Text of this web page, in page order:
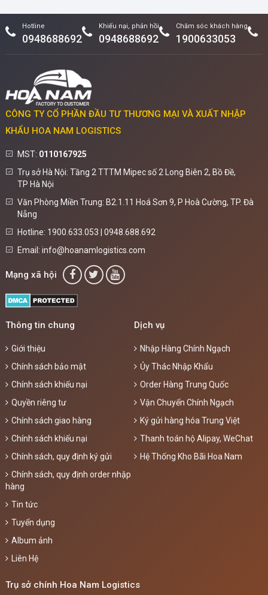
Hotline
0948688692
Khiếu nại, phản hồi
0948688692
Chăm sóc khách hàng
1900633053
CÔNG TY CỔ PHẦN ĐẦU TƯ THƯƠNG MẠI VÀ XUẤT NHẬP
KHẨU HOA NAM LOGISTICS
MST: 0110167925
Trụ sở Hà Nội: Tầng 2 TTTM Mipec số 2 Long Biên 2, Bồ Đề,
TP Hà Nội
Văn Phòng Miền Trung: B2.1.11 Hoá Sơn 9, P Hoà Cường, TP. Đà
Nẵng
Hotline: 1900.633.053 | 0948.688.692
Email: info@hoanamlogistics.com
Mạng xã hội
Thông tin chung
Giới thiệu
Chính sách bảo mật
Chính sách khiếu nại
Quyền riêng tư
Chính sách giao hàng
Chính sách khiếu nại
Chính sách, quy định ký gửi
Chính sách, quy định order nhập
hàng
Tin tức
Tuyển dụng
Album ảnh
Liên Hệ
Dịch vụ
Nhập Hàng Chính Ngạch
Ủy Thác Nhập Khẩu
Order Hàng Trung Quốc
Vận Chuyển Chính Ngạch
Ký gửi hàng hóa Trung Việt
Thanh toán hộ Alipay, WeChat
Hệ Thống Kho Bãi Hoa Nam
Trụ sở chính Hoa Nam Logistics